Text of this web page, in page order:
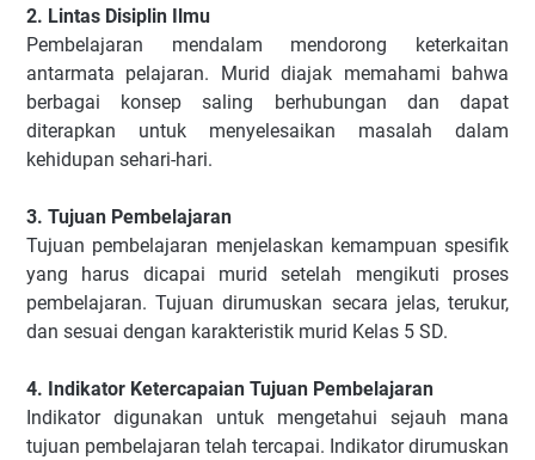
2. Lintas Disiplin Ilmu
Pembelajaran mendalam mendorong keterkaitan
antarmata pelajaran. Murid diajak memahami bahwa
berbagai konsep saling berhubungan dan dapat
diterapkan untuk menyelesaikan masalah dalam
kehidupan sehari-hari.
3. Tujuan Pembelajaran
Tujuan pembelajaran menjelaskan kemampuan spesifik
yang harus dicapai murid setelah mengikuti proses
pembelajaran. Tujuan dirumuskan secara jelas, terukur,
dan sesuai dengan karakteristik murid Kelas 5 SD.
4. Indikator Ketercapaian Tujuan Pembelajaran
Indikator digunakan untuk mengetahui sejauh mana
tujuan pembelajaran telah tercapai. Indikator dirumuskan